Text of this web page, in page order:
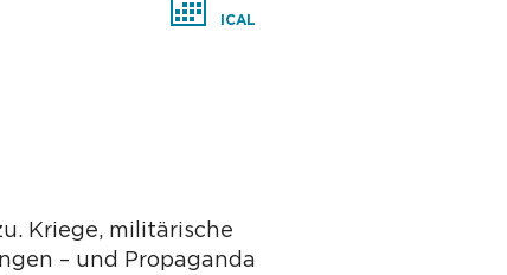
ICAL
Kriege, militärische
– und Propaganda